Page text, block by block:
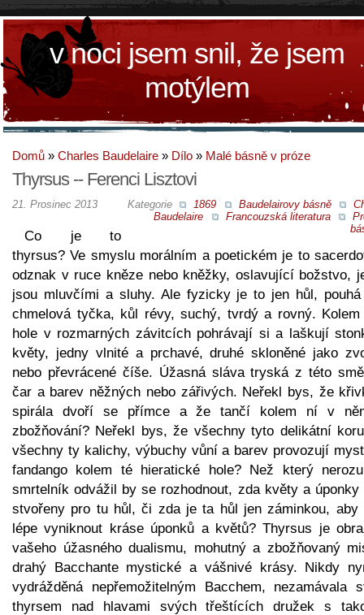
v noci jsem snil, že jsem
motýlem
Domů » Charles Baudelaire » Dílo » Malé básně v próze
Thyrsus -- Ferenci Lisztovi
Kategorie 1869 Baudelairovy básně
Baudelaire
Francouzská literatura
21. Prosinec 2013
Co je to
thyrsus? Ve smyslu morálním a poetickém je to
odznak v ruce kněze nebo kněžky, oslavující božstvo,
jsou mluvčími a sluhy. Ale fyzicky je to jen hůl,
chmelová tyčka, kůl révy, suchý, tvrdý a rovný. Kolem
hole v rozmarných závitcích pohrávají si a laškují
květy, jedny vlnité a prchavé, druhé skloněné jako
nebo převrácené číše. Úžasná sláva tryská z této
čar a barev něžných nebo zářivých. Neřekl bys, že
spirála dvoří se přímce a že tančí kolem ní v
zbožňování? Neřekl bys, že všechny tyto delikátní
všechny ty kalichy, výbuchy vůní a barev provozují
fandango kolem té hieratické hole? Než který
smrtelník odvážil by se rozhodnout, zda květy a úponky
stvořeny pro tu hůl, či zda je ta hůl jen záminkou, aby
lépe vyniknout kráse úponků a květů? Thyrsus je
vašeho úžasného dualismu, mohutný a zbožňovaný
drahý Bacchante mystické a vášnivé krásy. Nikdy
vydrážděná nepřemožitelným Bacchem, nezamávala
thyrsem nad hlavami svých třeštících družek s